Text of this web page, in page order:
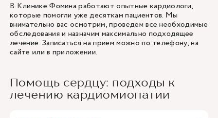
В Клинике Фомина работают опытные кардиологи,
которые помогли уже десяткам пациентов. Мы
внимательно вас осмотрим, проведем все необходимые
обследования и назначим максимально подходящее
лечение. Записаться на прием можно по телефону, на
сайте или в приложении.
Помощь сердцу: подходы к
лечению кардиомиопатии